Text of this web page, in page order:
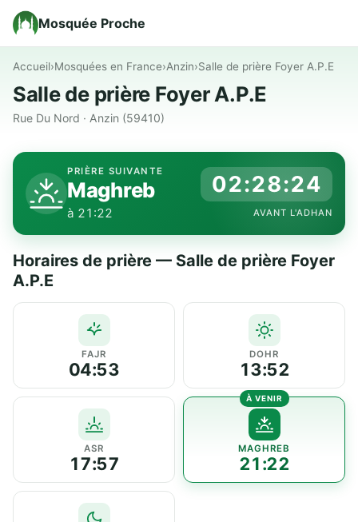
Mosquée Proche
Accueil›Mosquées en France›Anzin›Salle de prière Foyer A.P.E
Salle de prière Foyer A.P.E
Rue Du Nord · Anzin (59410)
PRIÈRE SUIVANTE
Maghreb
à 21:22
02:28:24
AVANT L'ADHAN
Horaires de prière — Salle de prière Foyer
A.P.E
FAJR
04:53
DOHR
13:52
ASR
17:57
MAGHREB
21:22